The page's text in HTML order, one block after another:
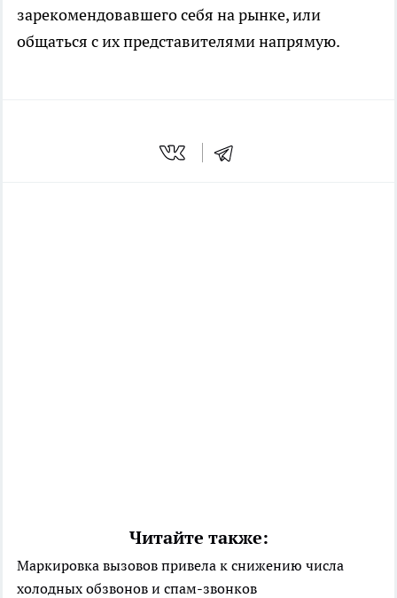
зарекомендовавшего себя на рынке, или
общаться с их представителями напрямую.
Читайте также:
Маркировка вызовов привела к снижению числа
холодных обзвонов и спам-звонков